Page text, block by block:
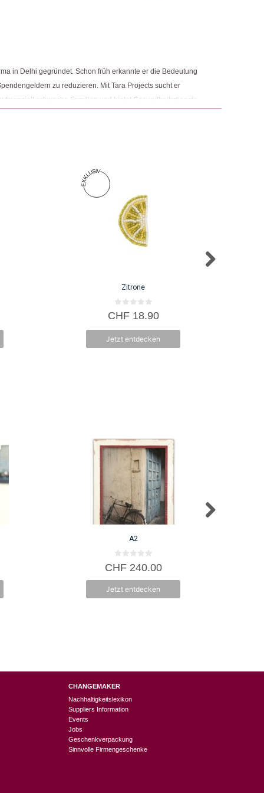
gekauft haben, dürfen eine Rezension abgeben.
in Delhi gegründet. Schon früh erkannte er die Bedeutung
zu reduzieren. Mit Tara Projects sucht er
finanziell schwache Familien und bietet Gesundheitsdienste
beruht auf der buddhistischen Bedeutung des Wortes:
Zitrone
0
v
5
CHF18.90
Jetzt entdecken
A2
0
v
5
CHF240.00
Jetzt entdecken
CHANGEMAKER
Nachhaltigkeitslexikon
Suppliers Information
Events
Jobs
Geschenkverpackung
Sinnvolle Firmengeschenke